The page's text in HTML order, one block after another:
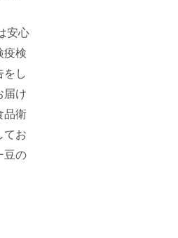
安心
疫検
し
届け
品衛
てお
豆の